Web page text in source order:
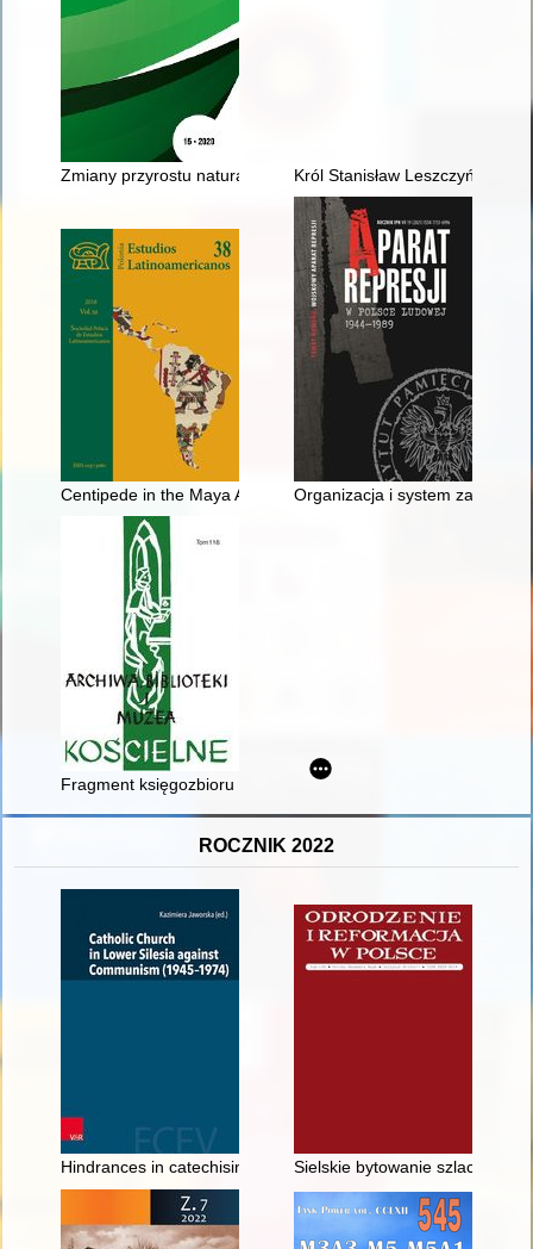
Zmiany przyrostu naturalnego i salda migracji w gminach
Król Stanisław Leszczyński :
Centipede in the Maya Art and CultureOrganizacja i system
Fragment księgozbioru wileńskich dominikanów w
ROCZNIK 2022
Hindrances in catechising the young generation of Lower
Sielskie bytowanie szlachty a